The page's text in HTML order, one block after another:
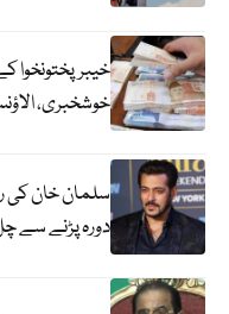
خیبرپختونخوا
خوشخبری،
سلمان خان کی
دورہ پڑنے سے